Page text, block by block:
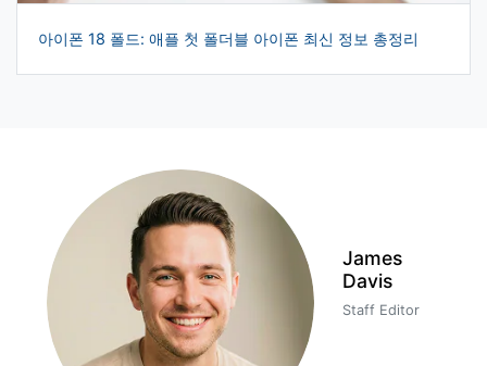
아이폰 18 폴드: 애플 첫 폴더블 아이폰 최신 정보 총정리
James
Davis
Staff Editor